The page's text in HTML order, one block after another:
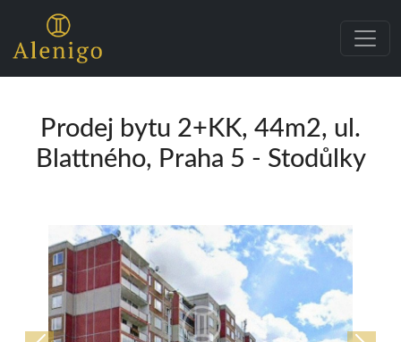
Prodej bytu 2+KK, 44m2, ul.
Blattného, Praha 5 - Stodůlky